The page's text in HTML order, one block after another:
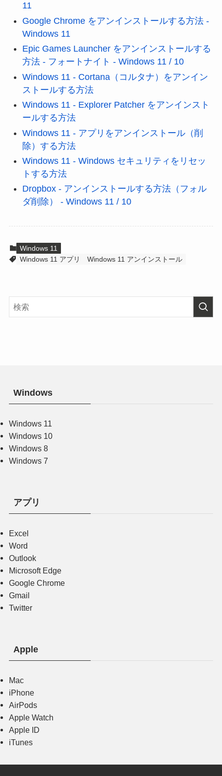
11
Google Chrome をアンインストールする方法 -
Windows 11
Epic Games Launcher をアンインストールする
方法 - フォートナイト - Windows 11 / 10
Windows 11 - Cortana（コルタナ）をアンイン
ストールする方法
Windows 11 - Explorer Patcher をアンインスト
ールする方法
Windows 11 - アプリをアンインストール（削
除）する方法
Windows 11 - Windows セキュリティをリセッ
トする方法
Dropbox - アンインストールする方法（フォル
ダ削除） - Windows 11 / 10
Windows 11
Windows 11 アプリ
Windows 11 アンインストール
Windows
Windows 11
Windows 10
Windows 8
Windows 7
アプリ
Excel
Word
Outlook
Microsoft Edge
Google Chrome
Gmail
Twitter
Apple
Mac
iPhone
AirPods
Apple Watch
Apple ID
iTunes